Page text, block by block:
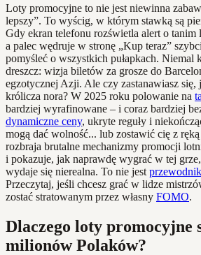
Loty promocyjne to nie jest niewinna
lepszy”. To wyścig, w którym stawką są
Gdy ekran telefonu rozświetla alert o tanim
a palec wędruje w stronę „Kup teraz”
pomyśleć o wszystkich pułapkach. Niemal
dreszcz: wizja biletów za grosze do
egzotycznej Azji. Ale czy zastanawiasz się,
królicza nora? W 2025 roku polowanie na
bardziej wyrafinowane – i coraz bardziej
dynamiczne ceny, ukryte reguły i
mogą dać wolność... lub zostawić cię z
rozbraja brutalne mechanizmy promocji
i pokazuje, jak naprawdę wygrać w tej
wydaje się nierealna. To nie jest przewodnik
Przeczytaj, jeśli chcesz grać w lidze
zostać stratowanym przez własny FOMO.
Dlaczego loty promocyjne
milionów Polaków?